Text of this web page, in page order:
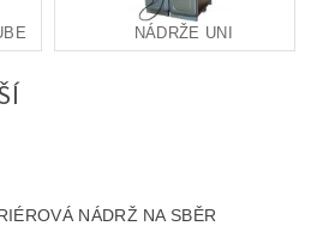
NÁDRŽE UNI
NÁDRŽ NA SBĚR